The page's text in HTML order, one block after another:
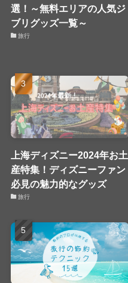
選！～無料エリアの人気ジ
ブリグッズ一覧～
旅行
上海ディズニー2024年お土
産特集！ディズニーファン
必見の魅力的なグッズ
旅行